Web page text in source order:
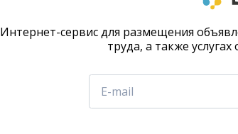
Интернет-сервис для размещения
труда, а также